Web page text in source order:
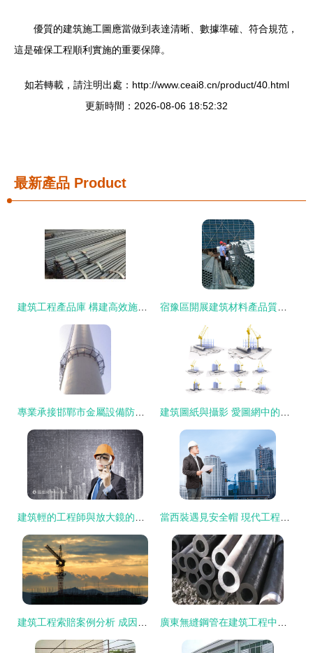
優質的建筑施工圖應當做到表達清晰、數據準確、符合規范，
這是確保工程順利實施的重要保障。
如若轉載，請注明出處：http://www.ceai8.cn/product/40.html
更新時間：2026-08-06 18:52:32
最新產品 Product